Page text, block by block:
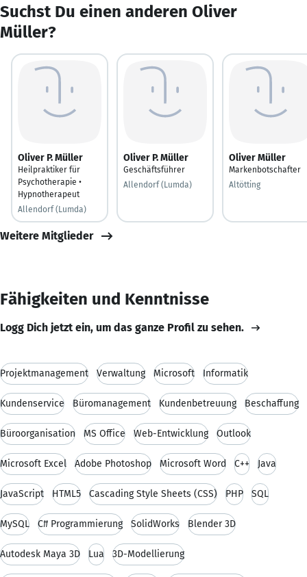
Suchst Du einen anderen Oliver
Müller?
Oliver P. Müller
Heilpraktiker für
Psychotherapie •
Hypnotherapeut
Allendorf (Lumda)
Oliver P. Müller
Geschäftsführer
Allendorf (Lumda)
Oliver Müller
Markenbotschafter
Altötting
Weitere Mitglieder
Fähigkeiten und Kenntnisse
Logg Dich jetzt ein, um das ganze Profil zu sehen.
Projektmanagement Verwaltung Microsoft Informatik
Kundenservice Büromanagement Kundenbetreuung Beschaffung
Büroorganisation MS Office Web-Entwicklung Outlook
Microsoft Excel Adobe Photoshop Microsoft Word C++ Java
JavaScript HTML5 Cascading Style Sheets (CSS) PHP SQL
MySQL C# Programmierung SolidWorks Blender 3D
Autodesk Maya 3D Lua 3D-Modellierung